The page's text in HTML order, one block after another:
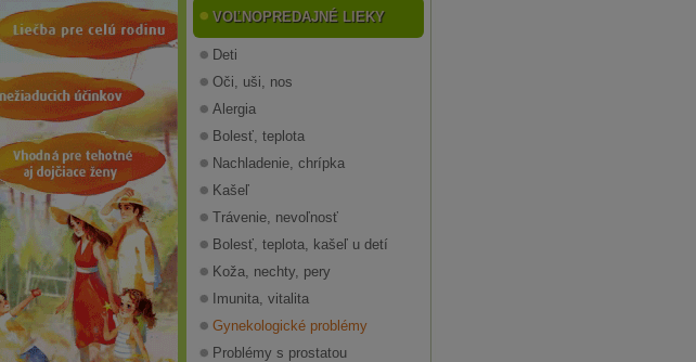
VOĽNOPREDAJNÉ LIEKY
Deti
Oči, uši, nos
Alergia
Bolesť, teplota
Nachladenie, chrípka
Kašeľ
Trávenie, nevoľnosť
Bolesť, teplota, kašeľ u detí
Koža, nechty, pery
Imunita, vitalita
Gynekologické problémy
Problémy s prostatou